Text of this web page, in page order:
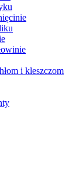
i kleszczom